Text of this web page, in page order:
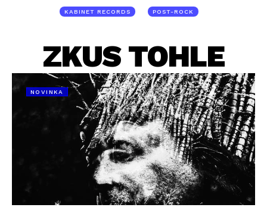
KABINET RECORDS POST-ROCK
ZKUS TOHLE
NOVINKA